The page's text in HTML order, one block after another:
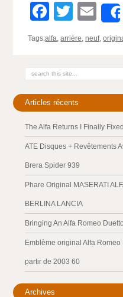
Tags:alfa,arrière,neuf,
Articles récents
The Alfa Returns I Finally
ATE Disques + Revêtements
Brera Spider 939
Phare Original MASERATI
BERLINA LANCIA
Bringing An Alfa Romeo
Emblème original Alfa
partir de 2003 60
Archives